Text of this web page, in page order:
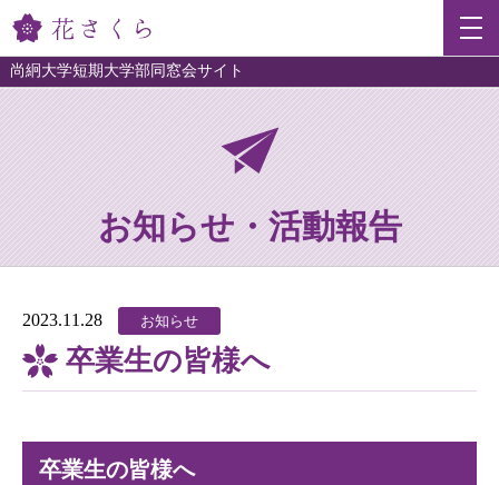
尚絅大学短期大学部同窓会サイト
お知らせ・活動報告
2023.11.28 お知らせ
卒業生の皆様へ
卒業生の皆様へ